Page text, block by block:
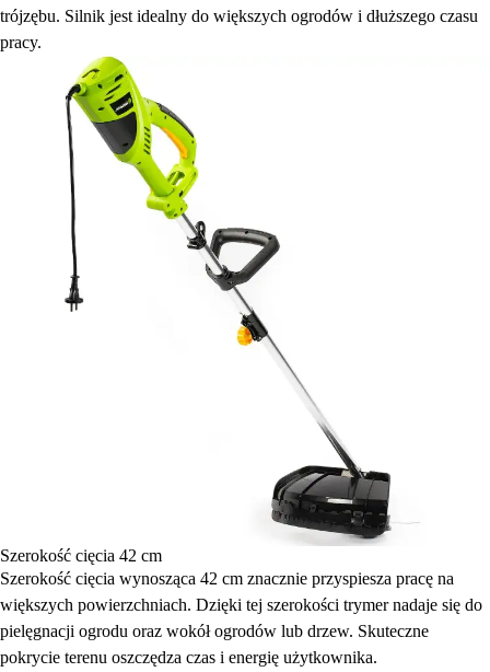
trójzębu. Silnik jest idealny do większych ogrodów i dłuższego czasu
pracy.
Szerokość cięcia 42 cm
Szerokość cięcia wynosząca 42 cm znacznie przyspiesza pracę na
większych powierzchniach. Dzięki tej szerokości trymer nadaje się do
pielęgnacji ogrodu oraz wokół ogrodów lub drzew. Skuteczne
pokrycie terenu oszczędza czas i energię użytkownika.